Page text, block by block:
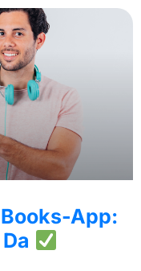
App: